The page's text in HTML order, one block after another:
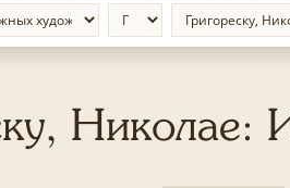
Николае: